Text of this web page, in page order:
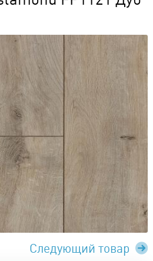
Следующий товар